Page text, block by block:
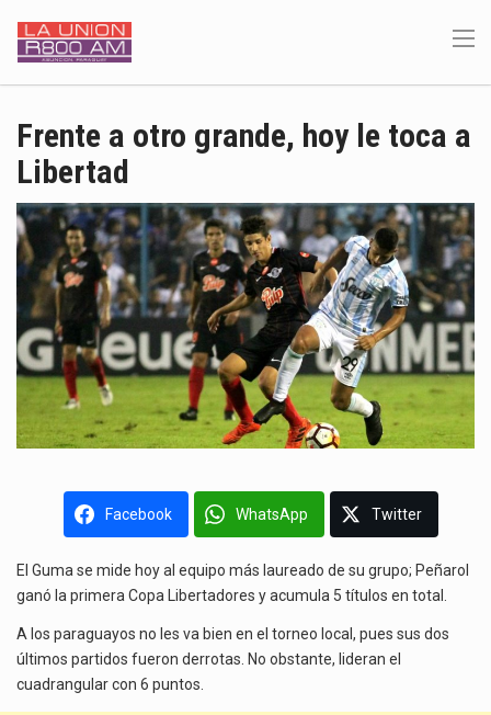
Frente a otro grande, hoy le toca a
Libertad
Facebook WhatsApp Twitter
El Guma se mide hoy al equipo más laureado de su grupo; Peñarol
ganó la primera Copa Libertadores y acumula 5 títulos en total.
A los paraguayos no les va bien en el torneo local, pues sus dos
últimos partidos fueron derrotas. No obstante, lideran el
cuadrangular con 6 puntos.